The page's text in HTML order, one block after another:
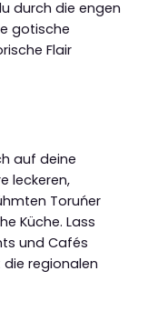
durch die engen
gotische
Flair
auf deine
leckeren,
Toruńer
Küche. Lass
und Cafés
regionalen